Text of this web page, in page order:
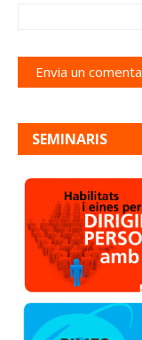
SEMINARIS